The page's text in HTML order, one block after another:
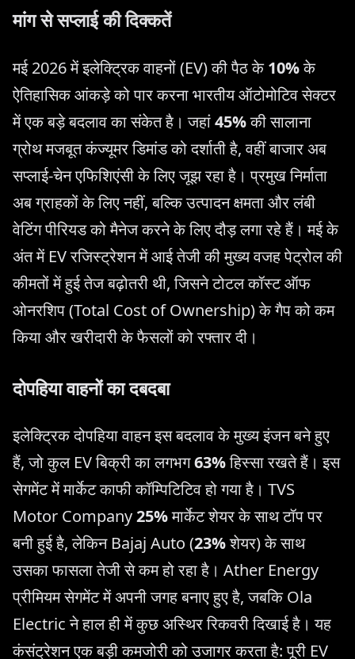
मांग से सप्लाई की दिक्कतें
मई 2026 में इलेक्ट्रिक वाहनों (EV) की पैठ के10%के
ऐतिहासिक आंकड़े को पार करना भारतीय ऑटोमोटिव सेक्टर
में एक बड़े बदलाव का संकेत है। जहां45%की सालाना
ग्रोथ मजबूत कंज्यूमर डिमांड को दर्शाती है, वहीं बाजार अब
सप्लाई-चेन एफिशिएंसी के लिए जूझ रहा है। प्रमुख निर्माता
अब ग्राहकों के लिए नहीं, बल्कि उत्पादन क्षमता और लंबी
वेटिंग पीरियड को मैनेज करने के लिए दौड़ लगा रहे हैं। मई के
अंत में EV रजिस्ट्रेशन में आई तेजी की मुख्य वजह पेट्रोल की
कीमतों में हुई तेज बढ़ोतरी थी, जिसने टोटल कॉस्ट ऑफ
ओनरशिप (Total Cost of Ownership) के गैप को कम
किया और खरीदारी के फैसलों को रफ्तार दी।
दोपहिया वाहनों का दबदबा
इलेक्ट्रिक दोपहिया वाहन इस बदलाव के मुख्य इंजन बने हुए
हैं, जो कुल EV बिक्री का लगभग63%हिस्सा रखते हैं। इस
सेगमेंट में मार्केट काफी कॉम्पिटिटिव हो गया है। TVS
Motor Company25%मार्केट शेयर के साथ टॉप पर
बनी हुई है, लेकिन Bajaj Auto (23%शेयर) के साथ
उसका फासला तेजी से कम हो रहा है। Ather Energy
प्रीमियम सेगमेंट में अपनी जगह बनाए हुए है, जबकि Ola
Electric ने हाल ही में कुछ अस्थिर रिकवरी दिखाई है। यह
कंसंट्रेशन एक बड़ी कमजोरी को उजागर करता है: पूरी EV